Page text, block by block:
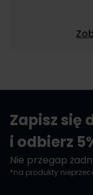
Zapisz się
i odbierz
Nie przegap
*na produkty